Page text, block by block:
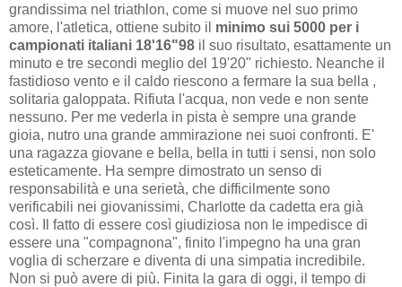
grandissima nel triathlon, come si muove nel suo primo
amore, l'atletica, ottiene subito il minimo sui 5000 per i
campionati italiani 18'16"98 il suo risultato, esattamente un
minuto e tre secondi meglio del 19'20" richiesto. Neanche il
fastidioso vento e il caldo riescono a fermare la sua bella ,
solitaria galoppata. Rifiuta l'acqua, non vede e non sente
nessuno. Per me vederla in pista è sempre una grande
gioia, nutro una grande ammirazione nei suoi confronti. E'
una ragazza giovane e bella, bella in tutti i sensi, non solo
esteticamente. Ha sempre dimostrato un senso di
responsabilità e una serietà, che difficilmente sono
verificabili nei giovanissimi, Charlotte da cadetta era già
così. Il fatto di essere così giudiziosa non le impedisce di
essere una "compagnona", finito l'impegno ha una gran
voglia di scherzare e diventa di una simpatia incredibile.
Non si può avere di più. Finita la gara di oggi, il tempo di